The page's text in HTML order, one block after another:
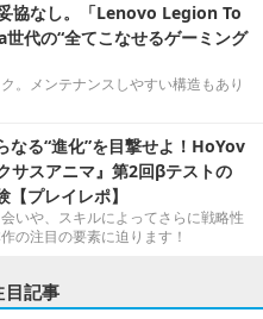
協なし。「Lenovo Legion To
代の“全てこなせるゲーミング
。メンテナンスしやすい構造もあり
なる“進化”を目撃せよ！HoYov
サスアニマ』第2回βテストの
【プレイレポ】
いや、スキルによってさらに戦略性
の注目の要素に迫ります！
目記事